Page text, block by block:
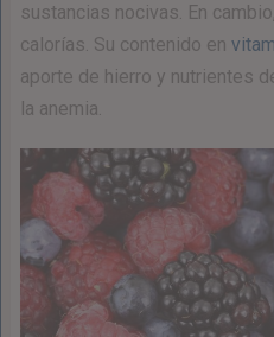
sustancias nocivas. En
calorías. Su contenido en
aporte de hierro y nutrientes
la anemia.